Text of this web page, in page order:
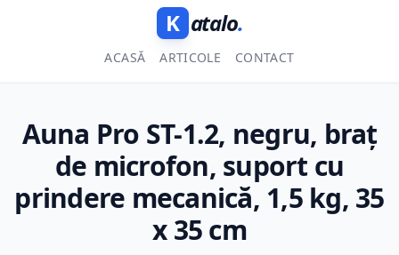
K atalo.
ACASĂ ARTICOLE CONTACT
Auna Pro ST-1.2, negru, braț
de microfon, suport cu
prindere mecanică, 1,5 kg, 35
x 35 cm